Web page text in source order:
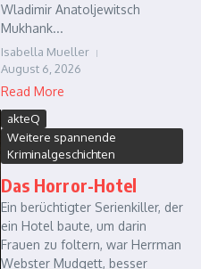
Wladimir Anatoljewitsch
Mukhank...
Isabella Mueller
August 6, 2026
Read More
akteQ
Weitere spannende
Kriminalgeschichten
Das Horror-Hotel
Ein berüchtigter Serienkiller, der
ein Hotel baute, um darin
Frauen zu foltern, war Herrman
Webster Mudgett, besser